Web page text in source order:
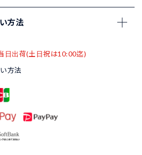
方法
日出荷(土日祝は10:00迄)
方法